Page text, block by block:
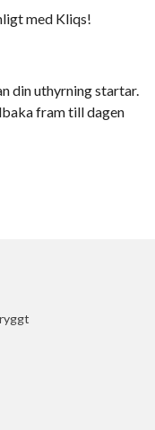
med Kliqs!
din uthyrning startar.
fram till dagen